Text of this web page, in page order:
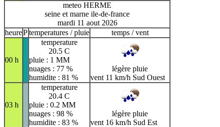
meteo HERME
seine et marne ile-de-france
mardi 11 aout 2026
heurePtemperatures / pluie temps / vent
00 h
temperature
20.5 C
pluie : 1 MM
nuages : 77 %
humidite : 81 %
légère pluie
vent 11 km/h Sud Ouest
03 h
temperature
20.4 C
pluie : 0.2 MM
nuages : 98 %
humidite : 83 %
légère pluie
vent 16 km/h Sud Est